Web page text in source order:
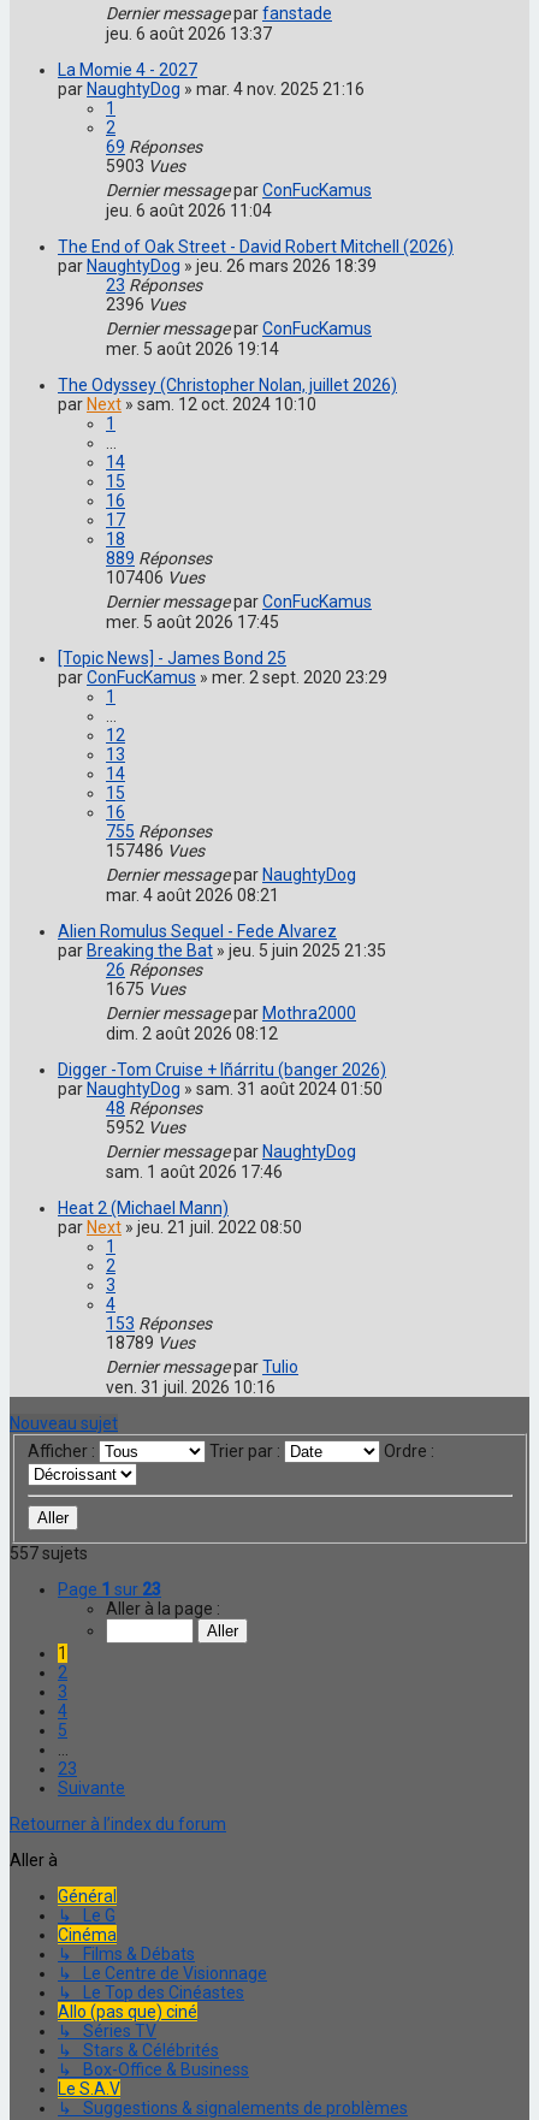
Dernier messageparfanstade
jeu. 6 août 2026 13:37
La Momie 4 - 2027
parNaughtyDog » mar. 4 nov. 2025 21:16
1
2
69 Réponses
5903 Vues
Dernier messageparConFucKamus
jeu. 6 août 2026 11:04
The End of Oak Street - David Robert Mitchell (2026)
parNaughtyDog » jeu. 26 mars 2026 18:39
23 Réponses
2396 Vues
Dernier messageparConFucKamus
mer. 5 août 2026 19:14
The Odyssey (Christopher Nolan, juillet 2026)
parNext » sam. 12 oct. 2024 10:10
1
14
15
16
17
18
889 Réponses
107406 Vues
Dernier messageparConFucKamus
mer. 5 août 2026 17:45
[Topic News] - James Bond 25
parConFucKamus » mer. 2 sept. 2020 23:29
1
12
13
14
15
16
755 Réponses
157486 Vues
Dernier messageparNaughtyDog
mar. 4 août 2026 08:21
Alien Romulus Sequel - Fede Alvarez
parBreaking the Bat » jeu. 5 juin 2025 21:35
26 Réponses
1675 Vues
Dernier messageparMothra2000
dim. 2 août 2026 08:12
Digger -Tom Cruise + Iñárritu (banger 2026)
parNaughtyDog » sam. 31 août 2024 01:50
48 Réponses
5952 Vues
Dernier messageparNaughtyDog
sam. 1 août 2026 17:46
Heat 2 (Michael Mann)
parNext » jeu. 21 juil. 2022 08:50
1
2
3
4
153 Réponses
18789 Vues
Dernier messageparTulio
ven. 31 juil. 2026 10:16
Nouveau sujet
Afficher :
Trier par : Ordre :
557 sujets
Page 1 sur 23
Aller à la page :
1
2
3
4
5
23
Suivante
Retourner à l’index du forum
Aller à
Général
↳ Le G
Cinéma
↳ Films & Débats
↳ Le Centre de Visionnage
↳ Le Top des Cinéastes
Allo (pas que) ciné
↳ Séries TV
↳ Stars & Célébrités
↳ Box-Office & Business
Le S.A.V
↳ Suggestions & signalements de problèmes